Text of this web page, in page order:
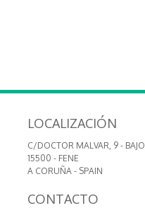
LOCALIZACIÓN
C/DOCTOR MALVAR, 9 - BAJO
15500 - FENE
A CORUÑA - SPAIN
CONTACTO